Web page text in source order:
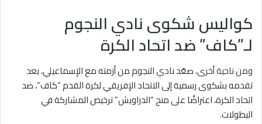
كواليس شكوى نادي النجوم
لـ”كاف” ضد اتحاد الكرة
ومن ناحية أخرى،صعّد نادي النجوم من أزمته مع الإسماعيلي، بعد
تقدمه بشكوى رسمية إلى الاتحاد الإفريقي لكرة القدم “كاف”، ضد
اتحاد الكرة، اعتراضًا على منح “الدراويش” ترخيص المشاركة في
البطولات.